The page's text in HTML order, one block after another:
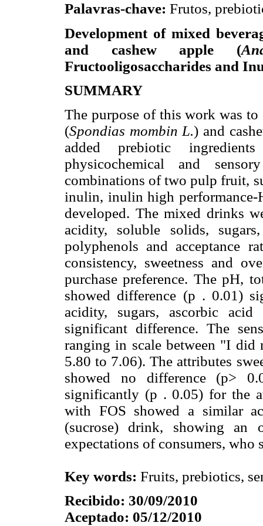
Palavras-chave: Frutos,
Development of mixed
and cashew apple (
Fructooligosaccharides and
SUMMARY
The purpose of this work was
(Spondias mombin L.) and
added prebiotic
physicochemical and
combinations of two pulp fruit,
inulin, inulin high performance-
developed. The mixed drinks
acidity, soluble solids,
polyphenols and acceptance
consistency, sweetness and
purchase preference. The pH,
showed difference (p . 0.01)
acidity, sugars, ascorbic
significant difference. The
ranging in scale between "I
5.80 to 7.06). The attributes
showed no difference (p>
significantly (p . 0.05) for the
with FOS showed a similar
(sucrose) drink, showing an
expectations of consumers, who
Key words: Fruits, prebiotics,
Recibido: 30/09/2010
Aceptado: 05/12/2010